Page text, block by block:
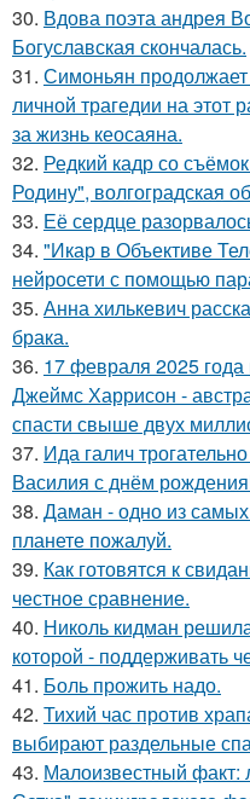
30. Вдова поэта андрея
Богуславская скончалась.
31. Симоньян
личной трагедии на этот
за жизнь кеосаяна.
32. Редкий кадр со
Родину", волгоградская
33. Её сердце
34. "Икар в Объективе
нейросети с помощью
35. Анна хилькевич
брака.
36. 17 февраля 2025 года
Джеймс Харрисон -
спасти свыше двух
37. Ида галич
Василия с днём
38. Даман - одно из
планете пожалуй.
39. Как готовятся к
честное сравнение.
40. Николь кидман
которой - поддерживать
41. Боль прожить надо.
42. Тихий час против
выбирают раздельные
43. Малоизвестный факт: